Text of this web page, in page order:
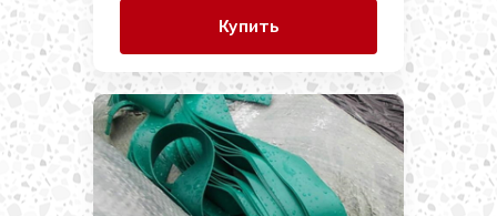
Купить